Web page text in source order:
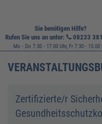
Sie benötigen Hilfe?
Rufen Sie uns an unter:
08233
Mo - Do 7.30 - 17.00 Uhr, Fr 7.30 - 15.00
Zertifizierte/r